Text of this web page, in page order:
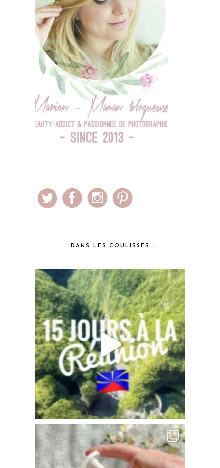
– DANS LES COULISSES –